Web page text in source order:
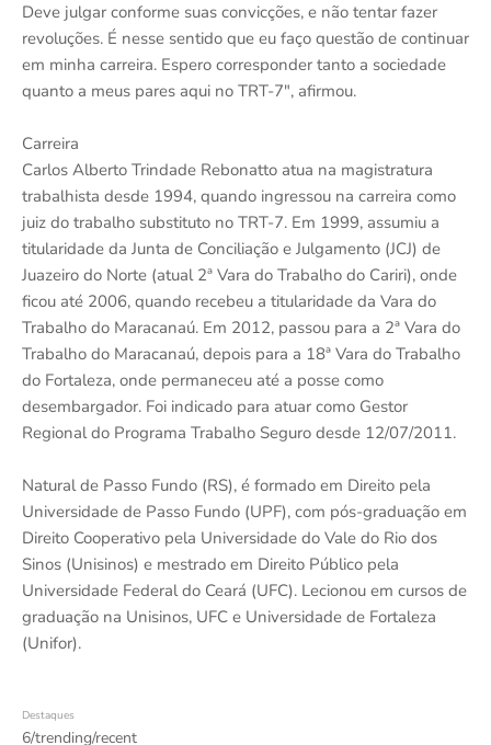
Deve julgar conforme suas convicções, e não tentar fazer
revoluções. É nesse sentido que eu faço questão de continuar
em minha carreira. Espero corresponder tanto a sociedade
quanto a meus pares aqui no TRT-7", afirmou.
Carreira
Carlos Alberto Trindade Rebonatto atua na magistratura
trabalhista desde 1994, quando ingressou na carreira como
juiz do trabalho substituto no TRT-7. Em 1999, assumiu a
titularidade da Junta de Conciliação e Julgamento (JCJ) de
Juazeiro do Norte (atual 2ª Vara do Trabalho do Cariri), onde
ficou até 2006, quando recebeu a titularidade da Vara do
Trabalho do Maracanaú. Em 2012, passou para a 2ª Vara do
Trabalho do Maracanaú, depois para a 18ª Vara do Trabalho
do Fortaleza, onde permaneceu até a posse como
desembargador. Foi indicado para atuar como Gestor
Regional do Programa Trabalho Seguro desde 12/07/2011.
Natural de Passo Fundo (RS), é formado em Direito pela
Universidade de Passo Fundo (UPF), com pós-graduação em
Direito Cooperativo pela Universidade do Vale do Rio dos
Sinos (Unisinos) e mestrado em Direito Público pela
Universidade Federal do Ceará (UFC). Lecionou em cursos de
graduação na Unisinos, UFC e Universidade de Fortaleza
(Unifor).
Destaques
6/trending/recent